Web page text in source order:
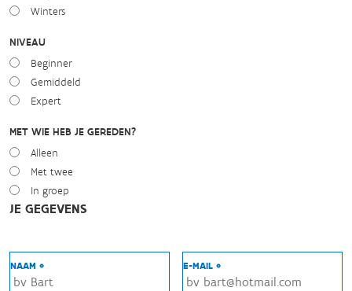
Winters
NIVEAU
Beginner
Gemiddeld
Expert
MET WIE HEB JE GEREDEN?
Alleen
Met twee
In groep
JE GEGEVENS
NAAM * E-MAIL *